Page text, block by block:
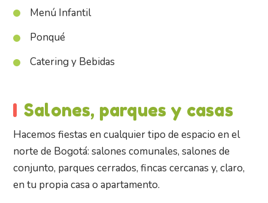
Menú Infantil
Ponqué
Catering y Bebidas
Salones, parques y casas
Hacemos fiestas en cualquier tipo de espacio en el
norte de Bogotá: salones comunales, salones de
conjunto, parques cerrados, fincas cercanas y, claro,
en tu propia casa o apartamento.